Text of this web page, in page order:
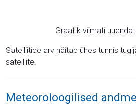
Graafik viimati
Satelliitide arv näitab ühes tunnis
satelliite.
Meteoroloogilised